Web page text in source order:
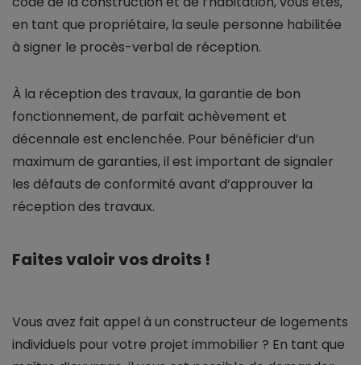
en tant que propriétaire, la seule personne habilitée
à signer le procès-verbal de réception.
À la réception des travaux, la garantie de bon
fonctionnement, de parfait achèvement et
décennale est enclenchée. Pour bénéficier d’un
maximum de garanties, il est important de signaler
les défauts de conformité avant d’approuver la
réception des travaux.
Faites valoir vos droits !
Vous avez fait appel à un constructeur de logements
individuels pour votre projet immobilier ? En tant que